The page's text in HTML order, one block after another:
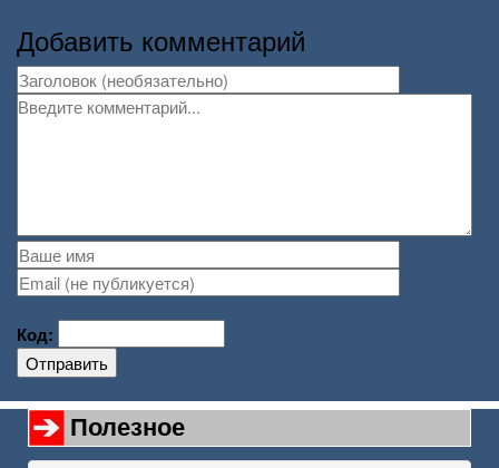
Добавить комментарий
Код:
Отправить
Полезное